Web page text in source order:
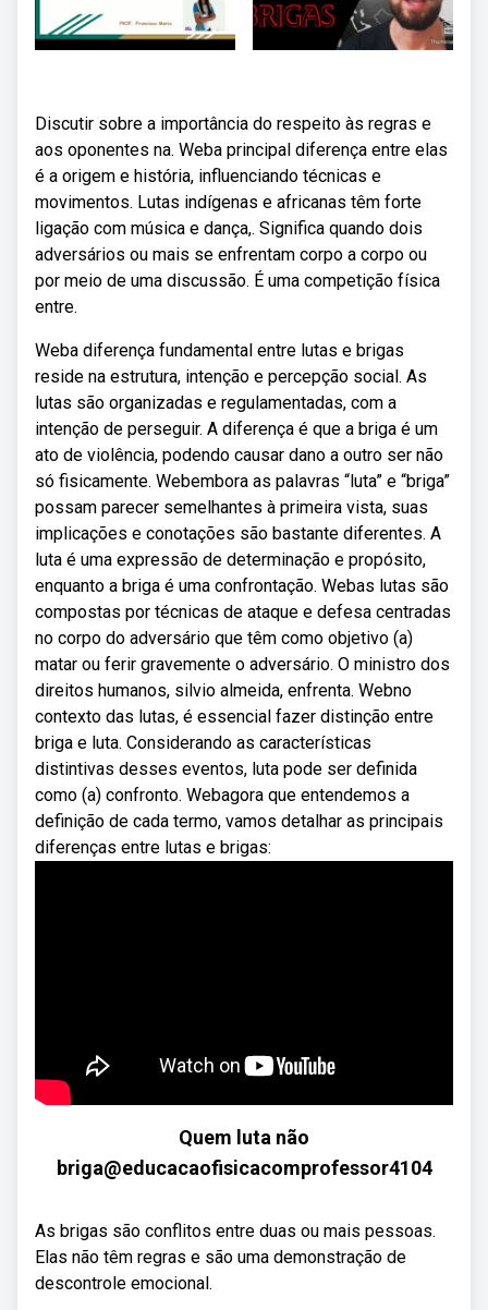
Discutir sobre a importância do respeito às regras e
aos oponentes na. Weba principal diferença entre elas
é a origem e história, influenciando técnicas e
movimentos. Lutas indígenas e africanas têm forte
ligação com música e dança,. Significa quando dois
adversários ou mais se enfrentam corpo a corpo ou
por meio de uma discussão. É uma competição física
entre.
Weba diferença fundamental entre lutas e brigas
reside na estrutura, intenção e percepção social. As
lutas são organizadas e regulamentadas, com a
intenção de perseguir. A diferença é que a briga é um
ato de violência, podendo causar dano a outro ser não
só fisicamente. Webembora as palavras “luta” e “briga”
possam parecer semelhantes à primeira vista, suas
implicações e conotações são bastante diferentes. A
luta é uma expressão de determinação e propósito,
enquanto a briga é uma confrontação. Webas lutas são
compostas por técnicas de ataque e defesa centradas
no corpo do adversário que têm como objetivo (a)
matar ou ferir gravemente o adversário. O ministro dos
direitos humanos, silvio almeida, enfrenta. Webno
contexto das lutas, é essencial fazer distinção entre
briga e luta. Considerando as características
distintivas desses eventos, luta pode ser definida
como (a) confronto. Webagora que entendemos a
definição de cada termo, vamos detalhar as principais
diferenças entre lutas e brigas:
Quem luta não
briga@educacaofisicacomprofessor4104
As brigas são conflitos entre duas ou mais pessoas.
Elas não têm regras e são uma demonstração de
descontrole emocional.